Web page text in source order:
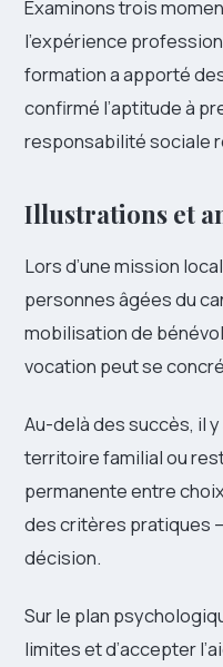
Examinons trois
l’expérience
formation a apporté
confirmé l’aptitude à
responsabilité sociale
Illustrations et
Lors d’une mission
personnes âgées du
mobilisation de
vocation peut se
Au-delà des succès, il
territoire familial ou
permanente entre
des critères pratiques
décision.
Sur le plan
limites et d’accepter